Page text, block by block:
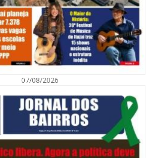
sobre descarte correto de lixo para
07/08/2026